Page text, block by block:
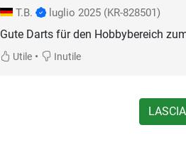
T.B. luglio 2025 (KR-828501)
Gute Darts für den Hobbybereich
Utile• Inutile